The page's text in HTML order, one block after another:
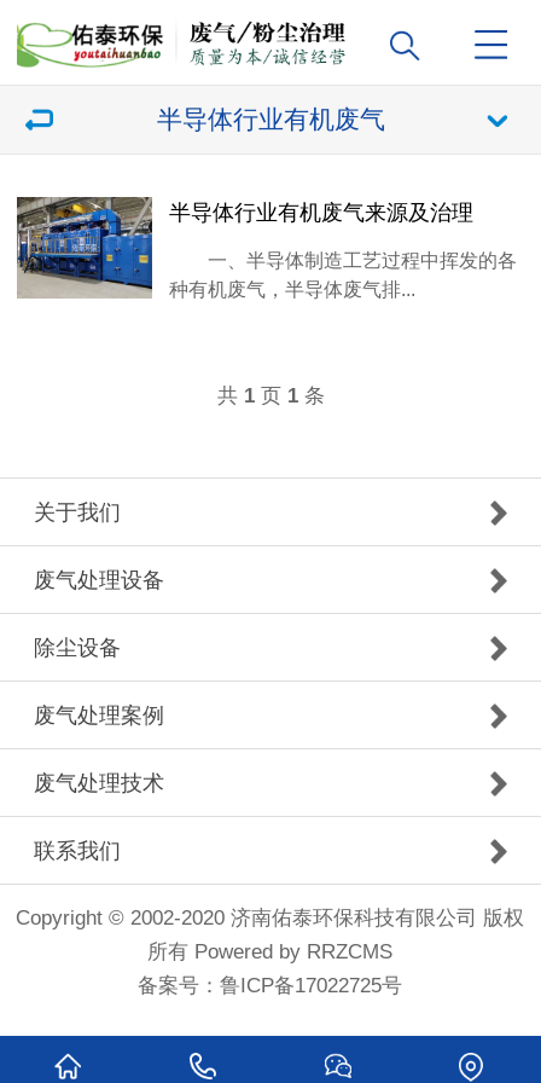
半导体行业有机废气
半导体行业有机废气来源及治理
一、半导体制造工艺过程中挥发的各
种有机废气，半导体废气排...
共 1页 1条
关于我们
废气处理设备
除尘设备
废气处理案例
废气处理技术
联系我们
Copyright © 2002-2020 济南佑泰环保科技有限公司 版权
所有 Powered by RRZCMS
备案号：鲁ICP备17022725号